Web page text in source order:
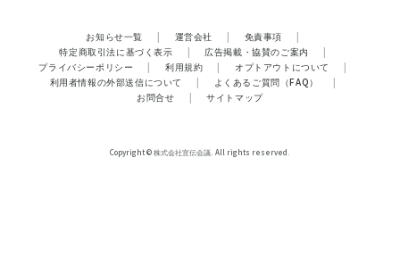
お知らせ一覧 | 運営会社 | 免責事項
|
特定商取引法に基づく表示
| 広告掲載・協賛のご案内
|
プライバシーポリシー
| 利用規約 | オプトアウトについて
|
利用者情報の外部送信について
| よくあるご質問（FAQ）
|
お問合せ
| サイトマップ
Copyright © 株式会社宣伝会議. All rights reserved.